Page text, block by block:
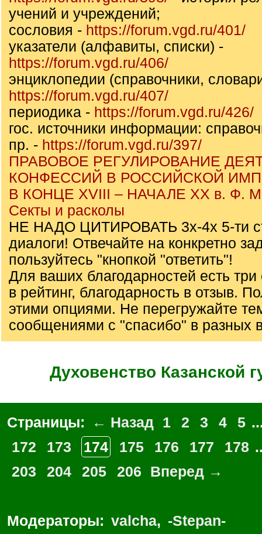
учений и учреждений;
сословия - https://forum.vgd.ru/401/
указатели (алфавиты, списки) -
https://forum.vgd.ru/406/
энциклопедии (справочники,
https://forum.vgd.ru/407/
периодика - https://forum.vgd.ru/426/
гос. источники информации:
пр. - https://forum.vgd.ru/397/
ПРАВОВОЕ РЕГУЛИРОВАНИЕ
КОНФЕССИЙ В РОССИЙСКОЙ
В КОНЦЕ XVIII – НАЧАЛЕ ХХ в. Ф.
Секты и расколы
НЕ НАДО ЦИТИРОВАТЬ 3х-4х 5-ти
диалоги! Отвечайте на конкретно
пользуйтесь "кнопкой "ответить"!
Для ваших благодарностей есть
в рейтинг, благодарность в отзыв.
этими опциями. Не перегружайте
сообщениями с "спасибо" в разных
Духовенство Казанской
Страницы: ← Назад 1 2 3 4 5
172
173 174 175 176 177 178
203
204 205 206 Вперед →
Модераторы: valcha, -Stepan-